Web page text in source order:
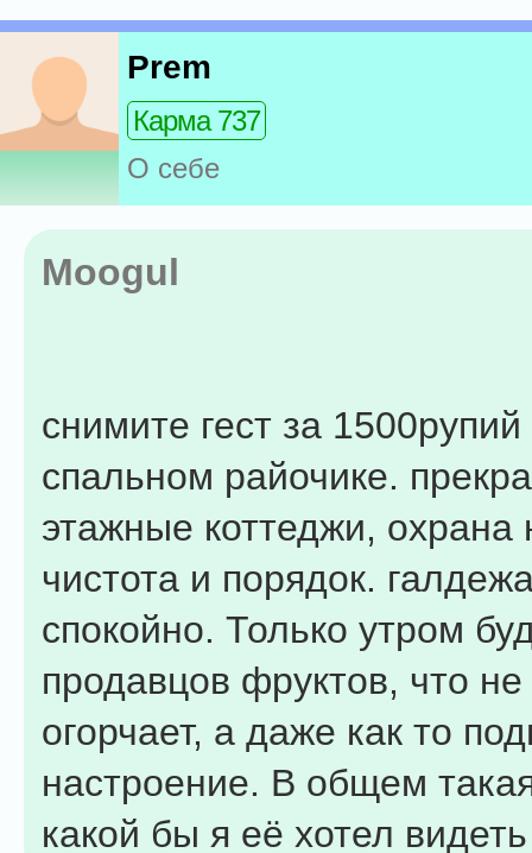
Prem
Карма 737
О себе
Moogul
снимите гест за 1500рупий
спальном райочике.
этажные коттеджи, охрана
чистота и порядок.
спокойно. Только утром
продавцов фруктов, что
огорчает, а даже как то
настроение. В общем
какой бы я её хотел